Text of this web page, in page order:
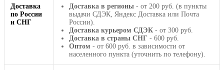
Доставка
по России
и СНГ
Доставка в регионы - от 200 руб. (в пункты
выдачи СДЭК, Яндекс Доставка или Почта
России).
Доставка курьером СДЭК - от 300 руб.
Доставка в страны СНГ - 600 руб.
Оптом - от 600 руб. в зависимости от
населенного пункта (уточнить по телефону).